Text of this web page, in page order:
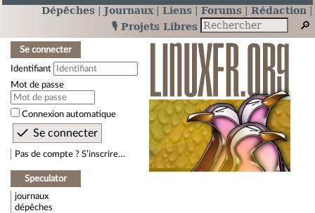
Dépêches Journaux Liens Forums
Rédaction
🎙️ Projets Libres
Se connecter
Identifiant
Mot de passe
Connexion automatique
Pas de compte ? S’inscrire…
Speculator
journaux
dépêches